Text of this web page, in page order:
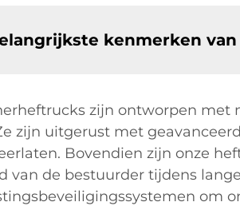
kenmerken
zijn ontworpen
zijn uitgerust met
Bovendien zijn onze
van de bestuurder tijdens
om